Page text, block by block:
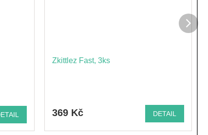
Zkittlez Fast, 3ks
369 Kč DETAIL